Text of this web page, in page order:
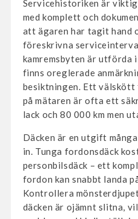
Servicehistoriken är
med komplett och
att ägaren har tagit hand
föreskrivna
kamremsbyten är
finns oreglerade
besiktningen. Ett välskött
på mätaren är ofta ett
lack och 80 000 km men
Däcken är en utgift
in. Tunga fordonsdäck
personbilsdäck – ett
fordon kan snabbt landa
Kontrollera
däcken är ojämnt slitna,